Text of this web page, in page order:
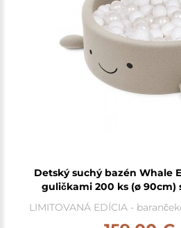
Detský suchý bazén Whale
guličkami 200 ks (ø 90cm)
LIMITOVANÁ EDÍCIA -